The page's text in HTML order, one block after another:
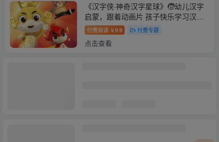
《汉字侠·神奇汉字星球》🧒幼儿汉字
启蒙，跟着动画片 孩子快乐学习汉
字！幼小衔接必备！
付费阅读 ￥9.9 付费专题
点击查看